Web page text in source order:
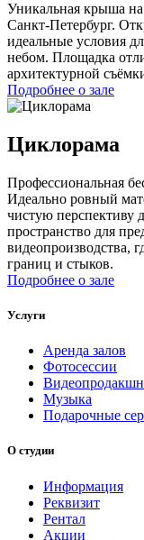
Уникальная крыша
Санкт-Петербург.
идеальные условия
небом. Площадка
архитектурной
Подробнее о зале
Циклорама
Профессиональная
Идеально ровный
чистую перспективу
пространство для
видеопроизводства,
границ и стыков.
Подробнее о зале
Услуги
Аренда залов
Фотосессии
Видеопродакшн
Музыка
Подарочные
О студии
Информация
Реквизит
Рентал
Акции